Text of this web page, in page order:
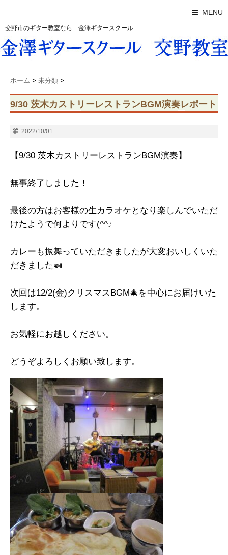
MENU
交野市のギター教室なら―金澤ギタースクール
ホーム > 未分類 >
9/30 茨木カストリーレストランBGM演奏レポート
2022/10/01
【9/30 茨木カストリーレストランBGM演奏】
無事終了しました！
最後の方はお客様の生カラオケとなり楽しんでいただ
けたようで何よりです(^^♪
カレーも振舞っていただきましたが大変おいしくいた
だきました🍛
次回は12/2(金)クリスマスBGM🎄 を中心にお届けいた
します。
お気軽にお越しください。
どうぞよろしくお願い致します。